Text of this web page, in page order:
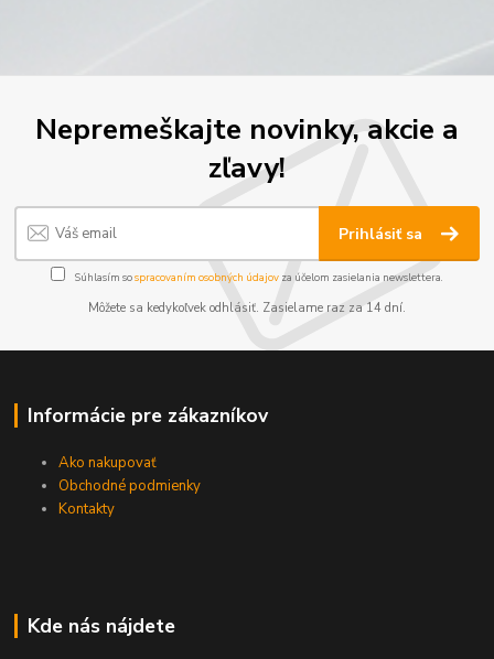
Nepremeškajte novinky, akcie a
zľavy!
Prihlásiť sa
Súhlasím sospracovaním osobných údajov za účelom zasielania newslettera.
Môžete sa kedykoľvek odhlásiť. Zasielame raz za 14 dní.
Informácie pre zákazníkov
Ako nakupovať
Obchodné podmienky
Kontakty
Kde nás nájdete